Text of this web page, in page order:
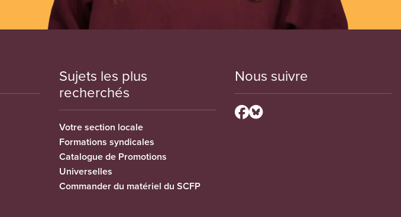
Sujets les plus
recherchés
Votre section locale
Formations syndicales
Catalogue de Promotions
Universelles
Commander du matériel du SCFP
Nous suivre